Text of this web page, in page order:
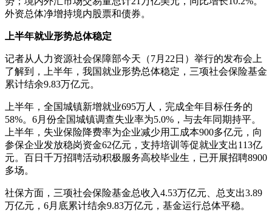
外资总体净增持境内股票和债券。
上半年就业形势总体稳定
记者从人力资源社会保障部今天（7月22日）举行的发布会上
了解到，上半年，我国就业形势总体稳定，三项社会保险基金
累计结余9.83万亿元。
上半年，全国城镇新增就业695万人，完成全年目标任务的
58%。6月份全国城镇调查失业率为5.0%，与去年同期持平。
上半年，失业保险降费率为企业减少用工成本900多亿元，向
参保企业发放稳岗资金62亿元，支持培训等促就业支出113亿
元。百日千万招聘活动积极服务高校毕业生，已开展招聘8900
多场。
社保方面，三项社会保险基金总收入4.53万亿元、总支出3.89
万亿元，6月底累计结余9.83万亿元，基金运行总体平稳。